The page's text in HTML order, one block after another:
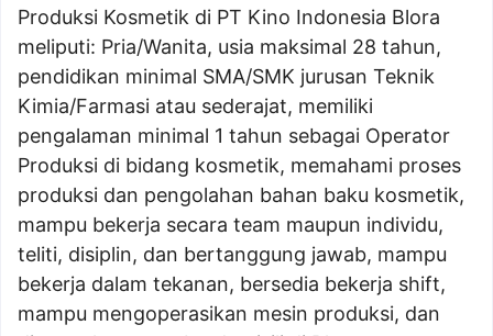
Produksi Kosmetik di PT Kino Indonesia Blora
meliputi: Pria/Wanita, usia maksimal 28 tahun,
pendidikan minimal SMA/SMK jurusan Teknik
Kimia/Farmasi atau sederajat, memiliki
pengalaman minimal 1 tahun sebagai Operator
Produksi di bidang kosmetik, memahami proses
produksi dan pengolahan bahan baku kosmetik,
mampu bekerja secara team maupun individu,
teliti, disiplin, dan bertanggung jawab, mampu
bekerja dalam tekanan, bersedia bekerja shift,
mampu mengoperasikan mesin produksi, dan